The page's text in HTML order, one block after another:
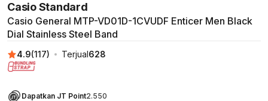
Casio Standard
Casio General MTP-VD01D-1CVUDF Enticer Men Black
Dial Stainless Steel Band
4.9(117) Terjual628
Dapatkan JT Point2.550